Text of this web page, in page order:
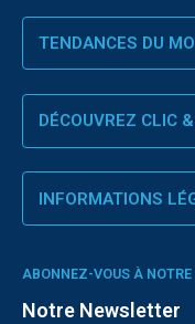
TENDANCES DU
DÉCOUVREZ CLIC
INFORMATIONS
ABONNEZ-VOUS À NOTRE
Notre Newsletter